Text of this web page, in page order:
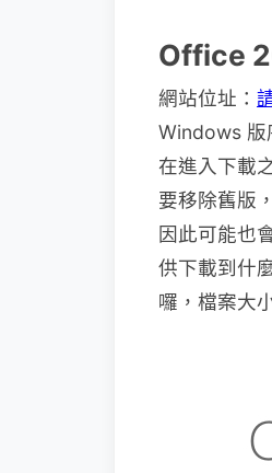
Office
網站位址：
Windows 版
在進入下載
要移除舊版
因此可能也
供下載到什
囉，檔案大